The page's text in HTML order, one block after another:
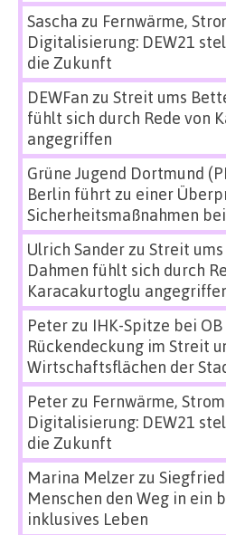
Sascha zu Fernwärme,
Digitalisierung: DEW21
die Zukunft
DEWFan zu Streit ums
fühlt sich durch Rede von
angegriffen
Grüne Jugend Dortmund
Berlin führt zu einer
Sicherheitsmaßnahmen
Ulrich Sanderzu Streit
Dahmen fühlt sich durch
Karacakurtoglu
Peterzu IHK-Spitze bei
Rückendeckung im Streit
Wirtschaftsflächen der
Peterzu Fernwärme,
Digitalisierung: DEW21
die Zukunft
Marina Melzerzu
Menschen den Weg in ein
inklusives Leben